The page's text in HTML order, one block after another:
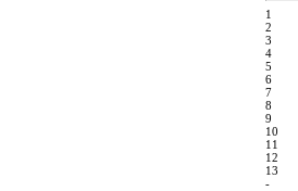
1
2
3
4
5
6
7
8
9
10
11
12
13
-